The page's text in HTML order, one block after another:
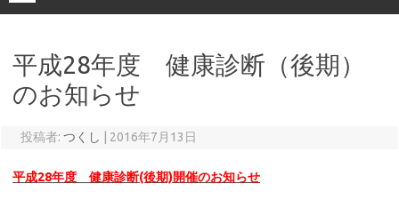
平成28年度 健康診断（後期）
のお知らせ
投稿者: つくし 2016年7月13日
平成28年度 健康診断(後期)開催のお知らせ